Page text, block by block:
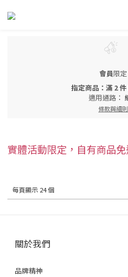
會員限定
指定商品：滿 2
適用通路：
條款與細則
實體活動限定，自有商品免
每頁顯示 24 個
關於我們
品牌精神